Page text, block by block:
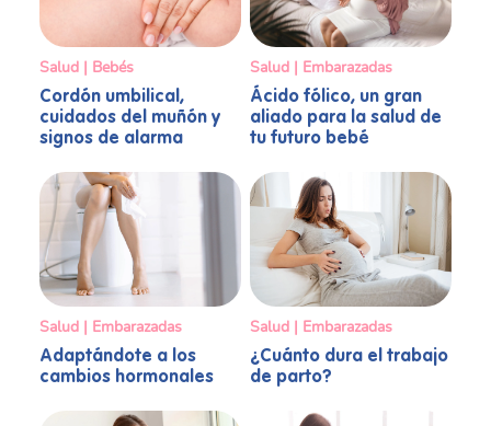
Salud | Bebés
Cordón umbilical,
cuidados del muñón y
signos de alarma
Salud | Embarazadas
Ácido fólico, un gran
aliado para la salud de
tu futuro bebé
Salud | Embarazadas
Adaptándote a los
cambios hormonales
Salud | Embarazadas
¿Cuánto dura el trabajo
de parto?